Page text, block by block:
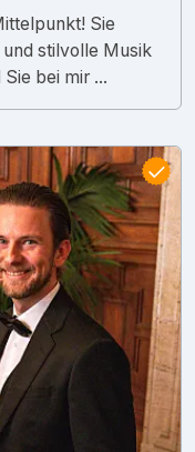
Sie
stilvolle Musik
bei mir ...